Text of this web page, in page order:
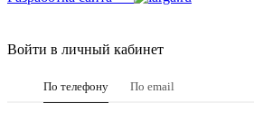
Войти в личный кабинет
По телефону По email